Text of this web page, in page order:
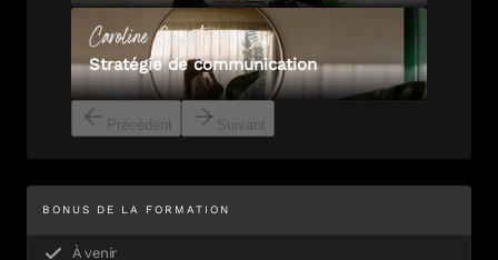
CarolineCuinet
Stratégie de communication
Précédent Suivant
BONUS DE LA FORMATION
À venir